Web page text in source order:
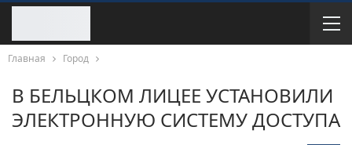
Главная Город
В БЕЛЬЦКОМ ЛИЦЕЕ УСТАНОВИЛИ
ЭЛЕКТРОННУЮ СИСТЕМУ ДОСТУПА